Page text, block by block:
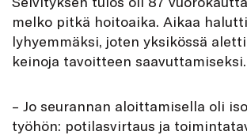
melko pitkä hoitoaika. Aikaa
lyhyemmäksi, joten yksikössä
keinoja tavoitteen saavuttamiseksi.
– Jo seurannan aloittamisella oli
työhön: potilasvirtaus ja